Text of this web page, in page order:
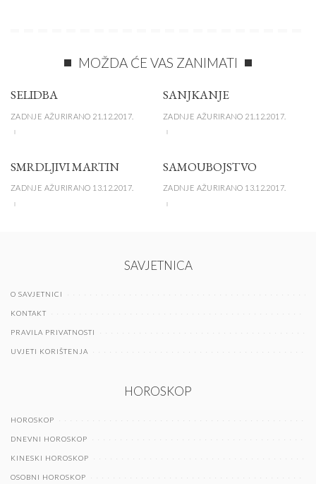
MOŽDA ĆE VAS ZANIMATI
SELIDBA
ZADNJE AŽURIRANO 21.12.2017.
SANJKANJE
ZADNJE AŽURIRANO 21.12.2017.
SMRDLJIVI MARTIN
ZADNJE AŽURIRANO 13.12.2017.
SAMOUBOJSTVO
ZADNJE AŽURIRANO 13.12.2017.
SAVJETNICA
O SAVJETNICI
KONTAKT
PRAVILA PRIVATNOSTI
UVJETI KORIŠTENJA
HOROSKOP
HOROSKOP
DNEVNI HOROSKOP
KINESKI HOROSKOP
OSOBNI HOROSKOP